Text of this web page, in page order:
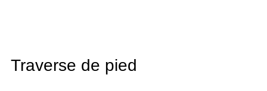
Traverse de pied